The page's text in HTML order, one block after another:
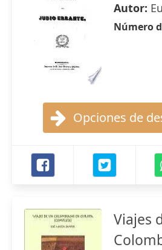
Autor:
Número
Opciones de
Viajes